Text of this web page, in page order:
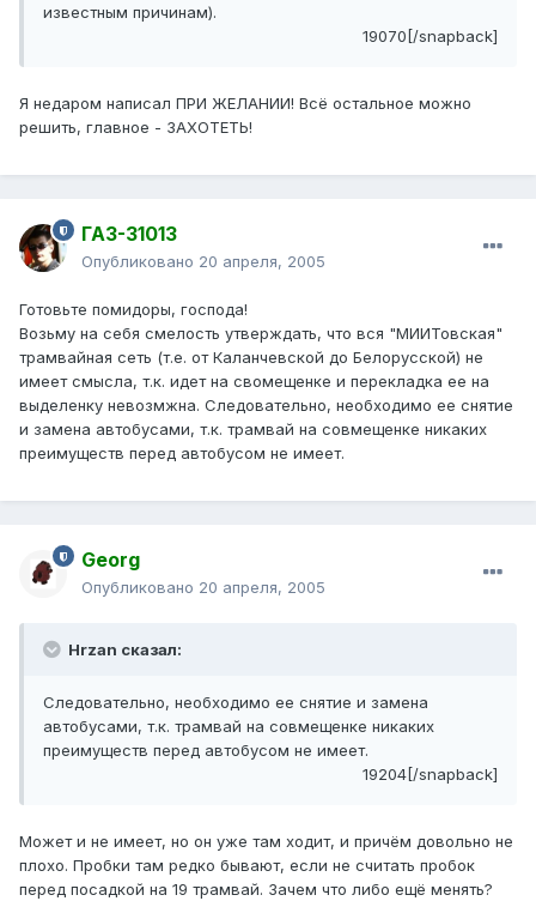
известным причинам).
19070[/snapback]
Я недаром написал ПРИ ЖЕЛАНИИ! Всё остальное можно
решить, главное - ЗАХОТЕТЬ!
ГАЗ-31013
Опубликовано 20 апреля, 2005
Готовьте помидоры, господа!
Возьму на себя смелость утверждать, что вся "МИИТовская"
трамвайная сеть (т.е. от Каланчевской до Белорусской) не
имеет смысла, т.к. идет на свомещенке и перекладка ее на
выделенку невозмжна. Следовательно, необходимо ее снятие
и замена автобусами, т.к. трамвай на совмещенке никаких
преимуществ перед автобусом не имеет.
Georg
Опубликовано 20 апреля, 2005
Hrzan сказал:
Следовательно, необходимо ее снятие и замена
автобусами, т.к. трамвай на совмещенке никаких
преимуществ перед автобусом не имеет.
19204[/snapback]
Может и не имеет, но он уже там ходит, и причём довольно не
плохо. Пробки там редко бывают, если не считать пробок
перед посадкой на 19 трамвай. Зачем что либо ещё менять?